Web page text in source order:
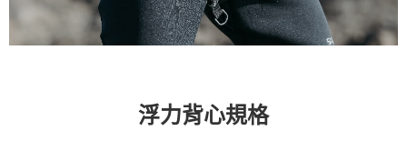
浮力背心規格